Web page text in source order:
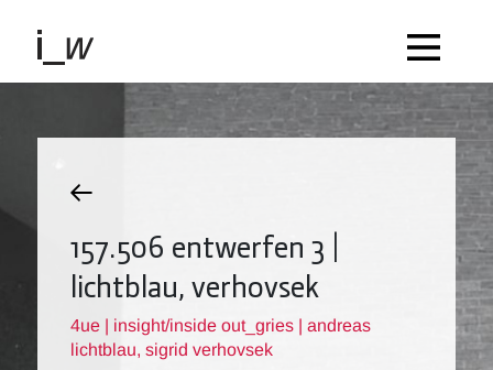
157.506 entwerfen 3 |
lichtblau, verhovsek
4ue | insight/inside out_gries | andreas
lichtblau, sigrid verhovsek